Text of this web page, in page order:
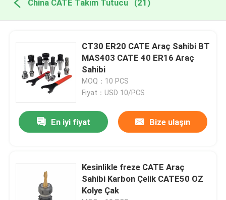
China CATE Takım Tutucu (21)
CT30 ER20 CATE Araç Sahibi BT
MAS403 CATE 40 ER16 Araç
Sahibi
MOQ：10 PCS
Fiyat：USD 10/PCS
En iyi fiyat Bize ulaşın
Kesinlikle freze CATE Araç
Sahibi Karbon Çelik CATE50 OZ
Kolye Çak